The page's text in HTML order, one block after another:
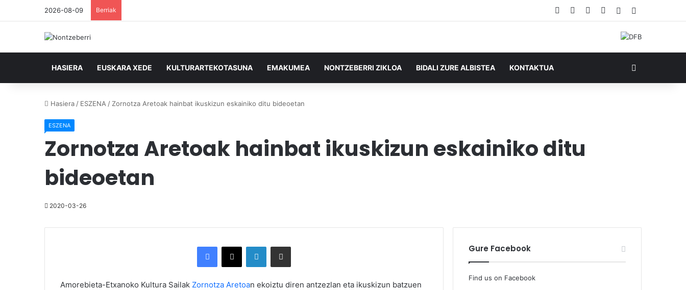
2026-08-09 Berriak Facebook YouTube
RSS Ausazko
HASIERA EUSKARA XEDE KULTURARTEKOTASUNA EMAKUMEA NONTZEBERRI ZIKLOA BIDALI ZURE ALBISTEA KONTAKTUA
Hasiera / ESZENA / Zornotza Aretoak hainbat ikuskizun eskainiko ditu bideoetan
ESZENA
Zornotza Aretoak hainbat ikuskizun eskainiko ditu
bideoetan
2020-03-26
Amorebieta-Etxanoko Kultura Sailak Zornotza Aretoan ekoiztu diren antzezlan eta ikuskizun batzuen
Gure Facebook
Find us on Facebook